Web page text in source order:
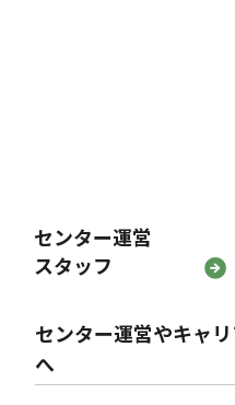
センター運営
スタッフ
センター運営やキャ
へ